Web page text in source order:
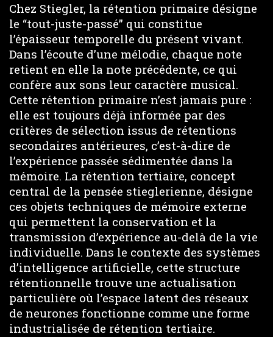
Chez Stiegler, la rétention primaire désigne
le “tout-juste-passé” qui constitue
l’épaisseur temporelle du présent vivant.
Dans l’écoute d’une mélodie, chaque note
retient en elle la note précédente, ce qui
confère aux sons leur caractère musical.
Cette rétention primaire n’est jamais pure :
elle est toujours déjà informée par des
critères de sélection issus de rétentions
secondaires antérieures, c’est-à-dire de
l’expérience passée sédimentée dans la
mémoire. La rétention tertiaire, concept
central de la pensée stieglerienne, désigne
ces objets techniques de mémoire externe
qui permettent la conservation et la
transmission d’expérience au-delà de la vie
individuelle. Dans le contexte des systèmes
d’intelligence artificielle, cette structure
rétentionnelle trouve une actualisation
particulière où l’espace latent des réseaux
de neurones fonctionne comme une forme
industrialisée de rétention tertiaire.